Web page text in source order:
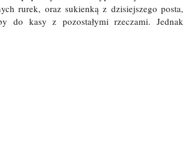
rurek, oraz sukienką z dzisiejszego posta,
do kasy z pozostałymi rzeczami. Jednak